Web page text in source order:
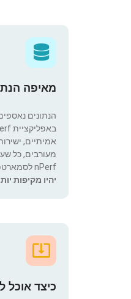
מאיפה
הנתונים
אמיתיים,
מעורבים, כל
nPerf לסמארטפון.
יהיו מקיפות
כיצד אוכל